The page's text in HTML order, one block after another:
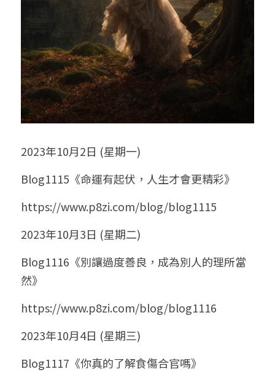
2023年10月2日 (星期一)
Blog1115《命運有起伏，人生才會更精彩》
https://www.p8zi.com/blog/blog1115
2023年10月3日 (星期二)
Blog1116《別讓過度善良，成為別人的理所當
然》
https://www.p8zi.com/blog/blog1116
2023年10月4日 (星期三)
Blog1117《你真的了解食傷合官嗎》